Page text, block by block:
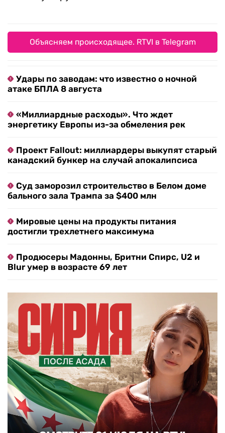
Объясняем происходящее. RTVI в Telegram
Удары по заводам: что известно о ночной
атаке БПЛА 8 августа
«Миллиардные расходы». Что ждет
энергетику Европы из-за обмеления рек
Проект Fallout: миллиардеры выкупят старый
канадский бункер на случай апокалипсиса
Суд заморозил строительство в Белом доме
бального зала Трампа за $400 млн
Мировые цены на продукты питания
достигли трехлетнего максимума
Продюсеры Мадонны, Бритни Спирс, U2 и
Blur умер в возрасте 69 лет